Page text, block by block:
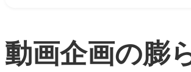
動画企画の膨